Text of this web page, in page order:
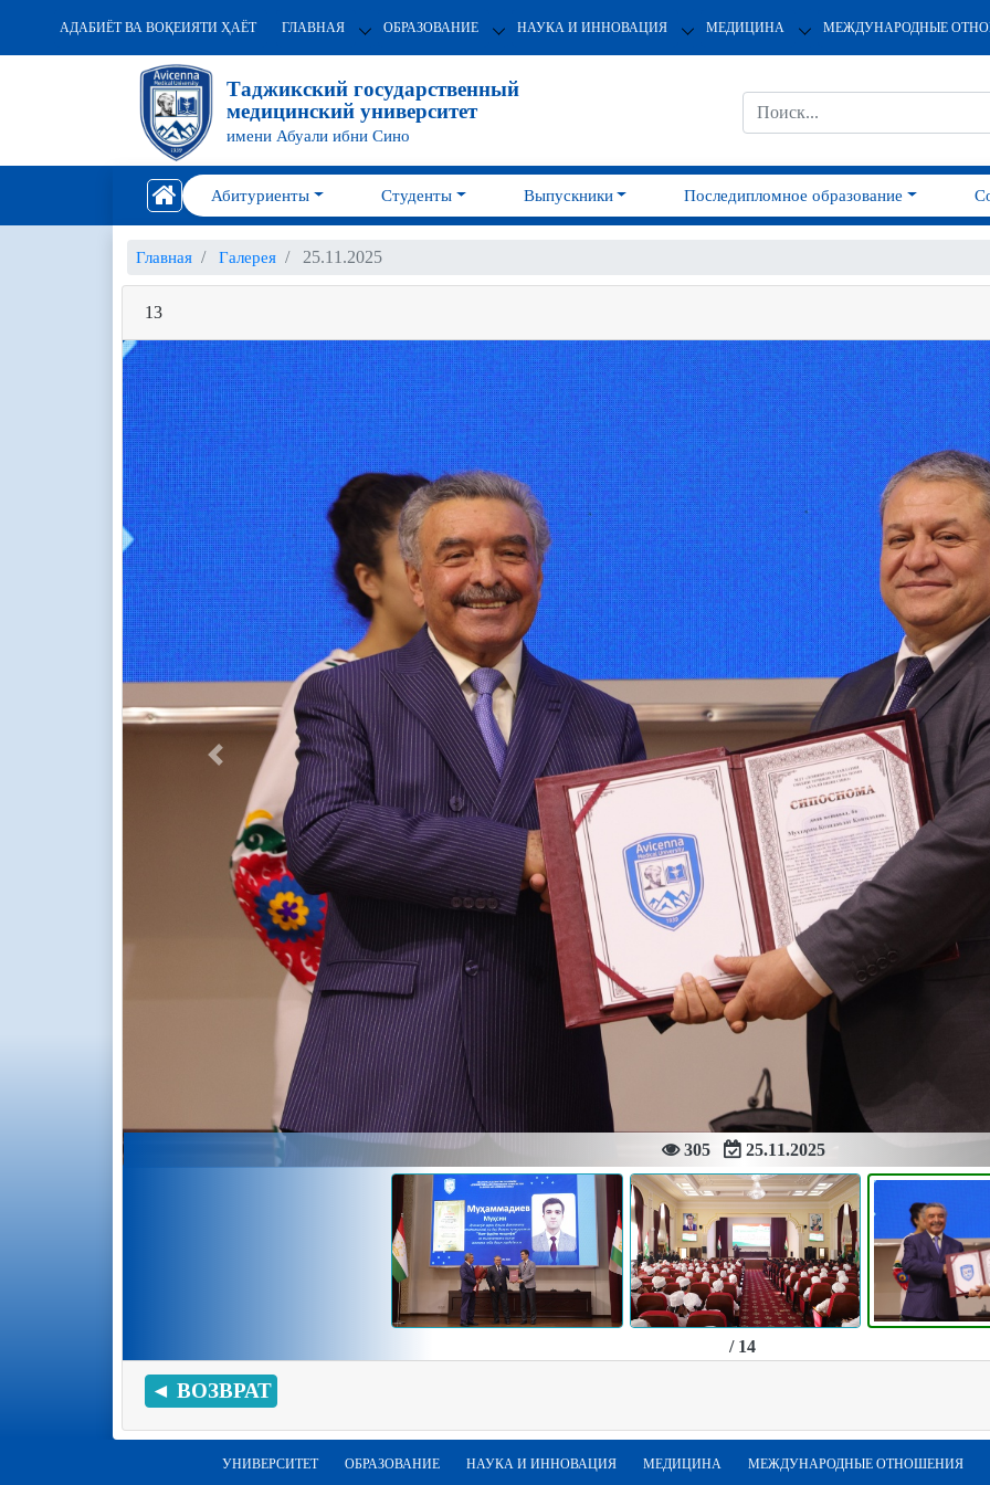
АДАБИЁТ ВА ВОҚЕИЯТИ ҲАЁТ ГЛАВНАЯ ОБРАЗОВАНИЕ НАУКА И ИННОВАЦИЯ МЕДИЦИНА МЕЖДУНАРОДНЫЕ
Таджикский государственный
медицинский университет
имени Абуали ибни Сино
Абитуриенты Студенты Выпускники Последипломное образование
Главная Галерея 25.11.2025
13
305 25.11.2025
Previous
/ 14
◄ ВОЗВРАТ
УНИВЕРСИТЕТ ОБРАЗОВАНИЕ НАУКА И ИННОВАЦИЯ МЕДИЦИНА МЕЖДУНАРОДНЫЕ ОТНОШЕНИЯ